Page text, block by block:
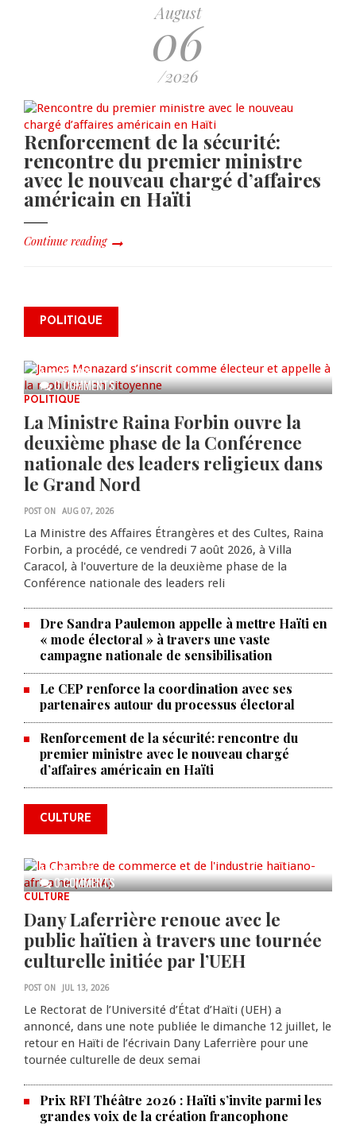
August
06
/2026
Renforcement de la sécurité:
rencontre du premier ministre
avec le nouveau chargé d’affaires
américain en Haïti
Continue reading
POLITIQUE
0 COMMENTS
James Monazard s’inscrit comme
électeur et appelle à la
AUG 07, 2026
POLITIQUE
La Ministre Raina Forbin ouvre la
deuxième phase de la Conférence
nationale des leaders religieux dans
le Grand Nord
POST ON AUG 07, 2026
La Ministre des Affaires Étrangères et des Cultes, Raina
Forbin, a procédé, ce vendredi 7 août 2026, à Villa
Caracol, à l'ouverture de la deuxième phase de la
Conférence nationale des leaders reli
Dre Sandra Paulemon appelle à mettre Haïti en
« mode électoral » à travers une vaste
campagne nationale de sensibilisation
Le CEP renforce la coordination avec ses
partenaires autour du processus électoral
Renforcement de la sécurité: rencontre du
premier ministre avec le nouveau chargé
d’affaires américain en Haïti
CULTURE
0 COMMENTS
La Chambre de commerce et de
l'industrie haïtiano-africaine
annonce des activités pour
commémorer le 235e
anniversaire de la cérémonie du
AUG 05, 2026
CULTURE
Dany Laferrière renoue avec le
public haïtien à travers une tournée
culturelle initiée par l’UEH
POST ON JUL 13, 2026
Le Rectorat de l’Université d’État d’Haïti (UEH) a
annoncé, dans une note publiée le dimanche 12 juillet, le
retour en Haïti de l’écrivain Dany Laferrière pour une
tournée culturelle de deux semai
Prix RFI Théâtre 2026 : Haïti s’invite parmi les
grandes voix de la création francophone